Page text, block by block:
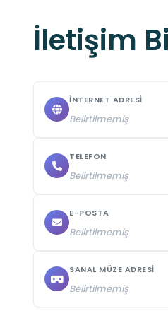
İletişim
İNTERNET ADRESI
Belirtilmemiş
TELEFON
Belirtilmemiş
E-POSTA
Belirtilmemiş
SANAL MÜZE ADRESI
Belirtilmemiş